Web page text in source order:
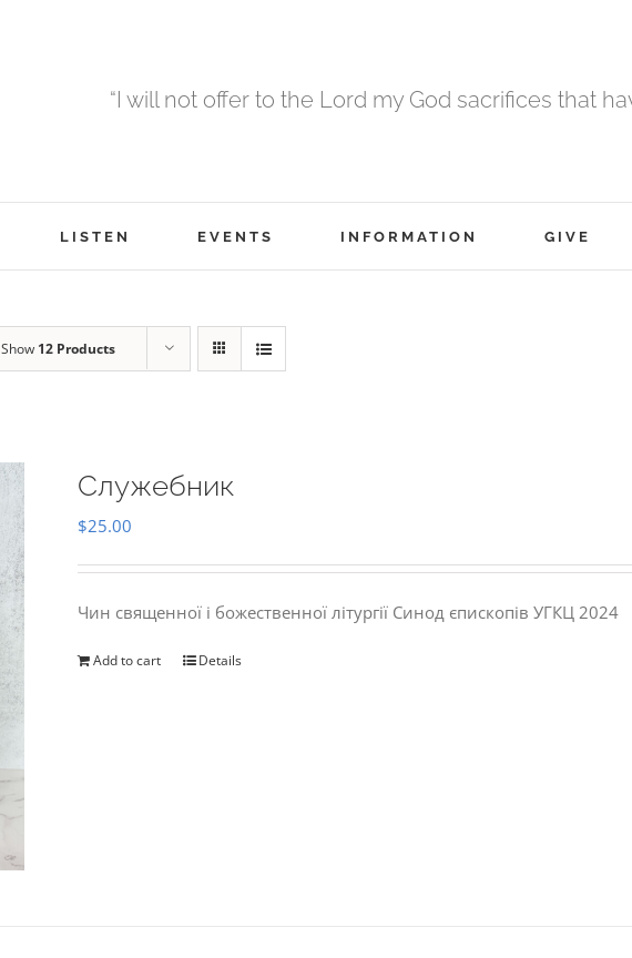
“I will not offer to the Lord my God sacrifices that
LISTEN EVENTS INFORMATION GIVE
Show 12 Products
Служебник
$25.00
Чин священної і божественної літургії Синод єпископів УГКЦ 2024
Add to cart Details